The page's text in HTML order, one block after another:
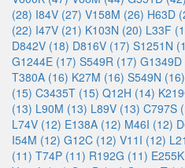
(28) I84V (27) V158M (26) H63D
(22) I47V (21) K103N (20) L33F
D842V (18) D816V (17) S1251N
G1244E (17) S549R (17) G1349D
T380A (16) K27M (16) S549N (16)
(15) C3435T (15) Q12H (14)
(13) L90M (13) L89V (13) C797S
L74V (12) E138A (12) M46I (12)
I54M (12) G12C (12) V11I (12)
(11) T74P (11) R192G (11)